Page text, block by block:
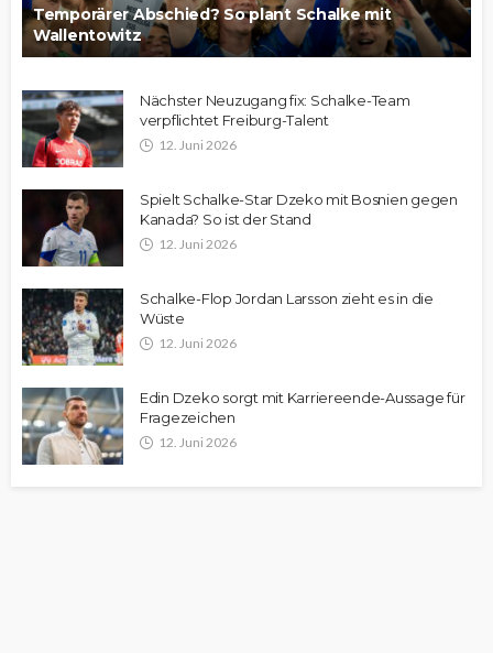
Temporärer Abschied? So plant Schalke mit
Wallentowitz
Nächster Neuzugang fix: Schalke-Team
verpflichtet Freiburg-Talent
12. Juni 2026
Spielt Schalke-Star Dzeko mit Bosnien gegen
Kanada? So ist der Stand
12. Juni 2026
Schalke-Flop Jordan Larsson zieht es in die
Wüste
12. Juni 2026
Edin Dzeko sorgt mit Karriereende-Aussage für
Fragezeichen
12. Juni 2026